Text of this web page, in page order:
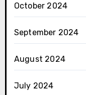
October 2024
September 2024
August 2024
July 2024